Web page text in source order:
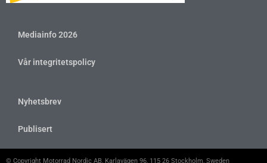
Mediainfo 2026
Vår integritetspolicy
Nyhetsbrev
Publisert
© Copyright Motorrad Nordic AB, Karlavägen 96, 115 26 Stockholm, Sweden